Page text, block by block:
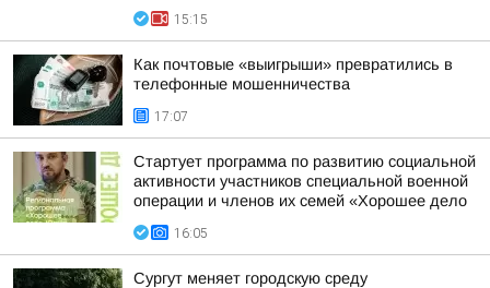
15:15
Как почтовые «выигрыши» превратились в
телефонные мошенничества
17:07
Стартует программа по развитию социальной
активности участников специальной военной
операции и членов их семей «Хорошее дело
16:05
Сургут меняет городскую среду